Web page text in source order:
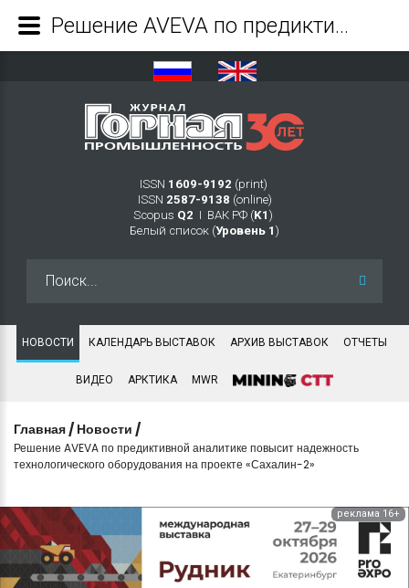
ISSN 1609-9192 (print)
ISSN 2587-9138 (online)
Scopus Q2 Ι ВАК РФ (K1 )
Белый список (Уровень 1 )
НОВОСТИ КАЛЕНДАРЬ ВЫСТАВОК АРХИВ ВЫСТАВОК ОТЧЕТЫ
ВИДЕО АРКТИКА MWR
Главная / Новости /
Решение AVEVA по предиктивной аналитике повысит надежность
технологического оборудования на проекте «Сахалин-2»
реклама 16+
Решение AVEVA по предиктивной аналитике повысит надежность технологического оборудования на проекте «Сахалин-2» - Журнал Горная промышленность